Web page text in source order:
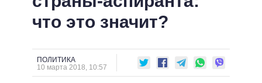
МНЕНИЯ
ОБЗОРЫ
ДАЙДЖЕСТЫ
МИР
ВСЕ ПОЛИТИКИ
ПРЕЗИДЕНТ И ОФИС
ВЕРХОВНАЯ РАДА
КАБИНЕТ МИНИСТРОВ
ИНФОГРАФИКА
ПОДДЕРЖАТЬ
что это значит?
ПОЛИТИКА
10 марта 2018, 10:57